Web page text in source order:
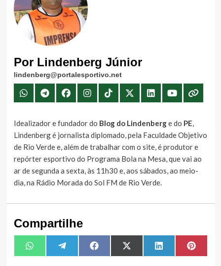
Por Lindenberg Júnior
lindenberg@portalesportivo.net
Idealizador e fundador do Blog do Lindenberge do PE,
Lindenberg é jornalista diplomado, pela Faculdade Objetivo
de Rio Verde e, além de trabalhar com o site, é produtor e
repórter esportivo do Programa Bola na Mesa, que vai ao
ar de segunda a sexta, às 11h30 e, aos sábados, ao meio-
dia, na Rádio Morada do Sol FM de Rio Verde.
Compartilhe
Share
on
WhatsAppShare
on
TelegramShare
on
FacebookShare
on
X
(Twitter)
Share
on
LinkedIn Share
on